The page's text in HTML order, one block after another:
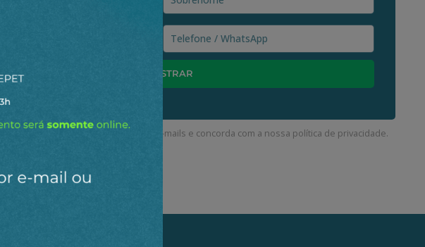
você aceita receber nossos e-mails e concorda com a nossa política de privacidade.